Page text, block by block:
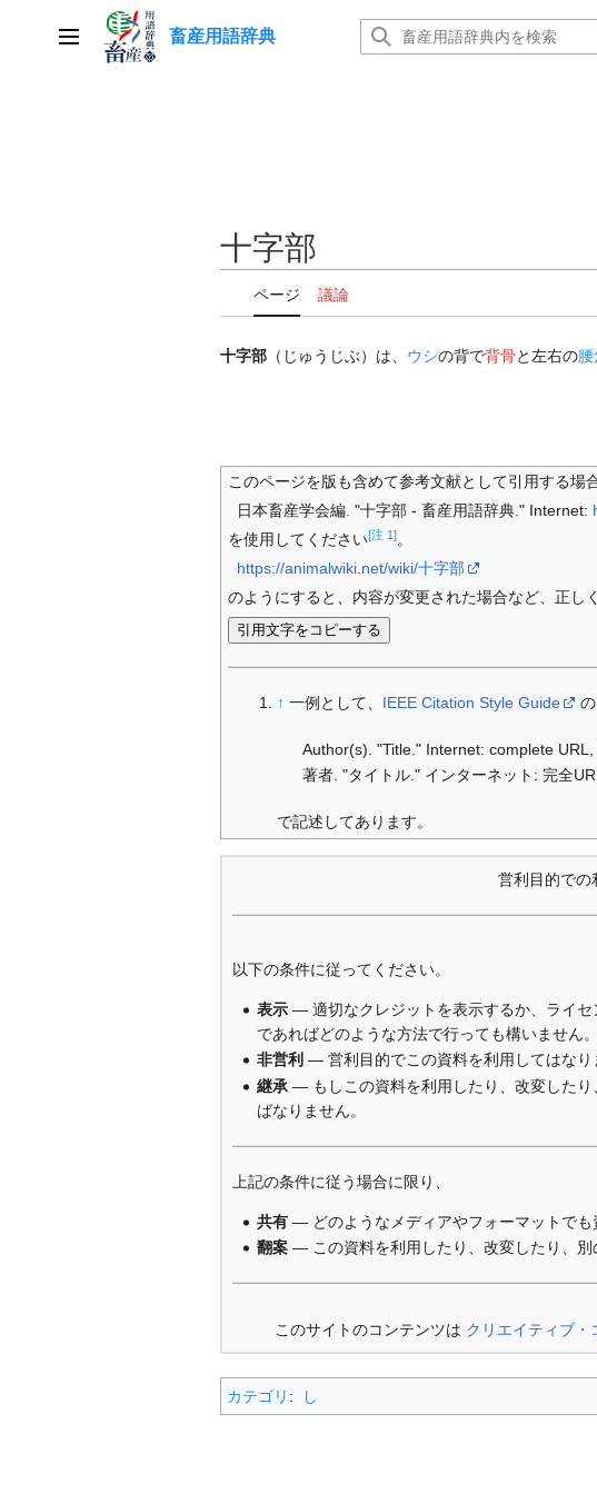
メインメニュー
畜産用語辞典
十字部
ページ 議論
十字部 （じゅうじぶ）は、 ウシの背で背骨と左右の腰
このページを版も含めて参考文献として引用する場合
日本畜産学会編. "十字部 - 畜産用語辞典." Internet:
を使用してください[注 1]。
https://animalwiki.net/wiki/十字部
のようにすると、内容が変更された場合など、正し
引用文字をコピーする
↑ 一例として、 IEEE Citation Style Guide の
Author(s). "Title." Internet: complete
著者. "タイトル." インターネット: 完全
で記述してあります。
営利目的での
以下の条件に従ってください。
表示 — 適切なクレジットを表示するか、ライ
であればどのような方法で行っても構いません。
非営利 — 営利目的でこの資料を利用してはなり
継承 — もしこの資料を利用したり、改変した
ばなりません。
上記の条件に従う場合に限り、
共有 — どのようなメディアやフォーマットでも
翻案 — この資料を利用したり、改変したり、別
このサイトのコンテンツは クリエイティブ・
カテゴリ : し